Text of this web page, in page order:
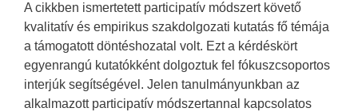
A cikkben ismertetett participatív módszert követő
kvalitatív és empirikus szakdolgozati kutatás fő témája
a támogatott döntéshozatal volt. Ezt a kérdéskört
egyenrangú kutatókként dolgoztuk fel fókuszcsoportos
interjúk segítségével. Jelen tanulmányunkban az
alkalmazott participatív módszertannal kapcsolatos